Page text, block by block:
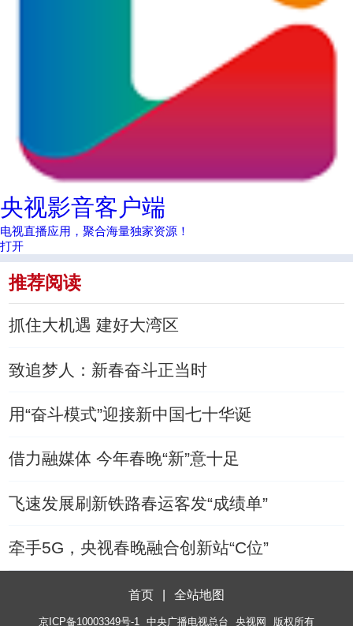
央视影音客户端
电视直播应用，聚合海量独家资源！
打开
推荐阅读
抓住大机遇 建好大湾区
致追梦人：新春奋斗正当时
用“奋斗模式”迎接新中国七十华诞
借力融媒体 今年春晚“新”意十足
飞速发展刷新铁路春运客发“成绩单”
牵手5G，央视春晚融合创新站“C位”
首页 全站地图
京ICP备10003349号-1 中央广播电视总台 央视网 版权所有